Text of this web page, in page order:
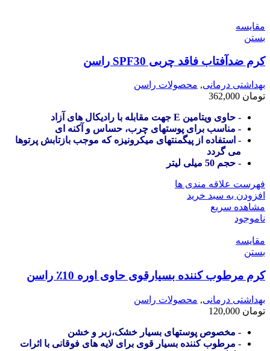
مقایسه
بستن
کرم ضدآفتاب فاقد چربی SPF30 راسن
بهداشتی درمانی, محصولات راسن
تومان
- حاوی ویتامین E جهت مقابله با رادیکال های آزاد
- مناسب برای پوستهای چرب، حساس و آکنه ای
- استفاده از پیگمنتهای میکرونیزه که موجب بازتابش پرتوها
می گردد
- حجم 50 میلی لیتر
فهرست علاقه مندی ها
افزودن به سبد خرید
مشاهده سریع
ناموجود
مقایسه
بستن
کرم مرطوب کننده بسیارقوی حاوی اوره 10٪ راسن
بهداشتی درمانی, محصولات راسن
تومان
- مخصوص پوستهای بسیار خشک،زبر و خشن
- مرطوب کننده بسیار قوی برای لایه های فوقانی با اثرات